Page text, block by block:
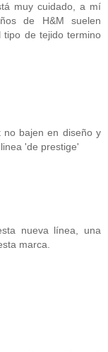
muy cuidado, a mí
de H&M suelen
tipo de tejido termino
no bajen en diseño y
'de prestige'
nueva línea, una
marca.